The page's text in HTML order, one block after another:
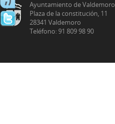
Ayuntamiento de Valdemoro
Plaza de la constitución, 11
28341 Valdemoro
Teléfono: 91 809 98 90